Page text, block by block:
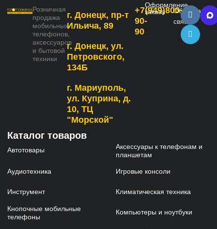
Розничная
продажа
мобильных
телефонов,
аксессуаров
и бытовой
техники
г. Донецк, пр-т
Ильича, 89
г. Донецк, ул.
Петровского,
134Б
г. Мариуполь,
ул. Куприна, д.
10, ТЦ
"Морской"
+7(949)800-
90-
90
Оформление
заказа
Обратная
связь
Каталог товаров
Автотовары
Аксессуары к телефонам и
планшетам
Аудиотехника Игровые консоли
Инструмент Климатическая техника
Кнопочные мобильные
телефоны
Компьютеры и ноутбуки